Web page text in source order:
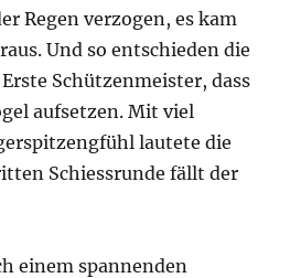
Regen verzogen, es kam
Und so entschieden die
Schützenmeister, dass
aufsetzen. Mit viel
lautete die
Schiessrunde fällt der
einem spannenden